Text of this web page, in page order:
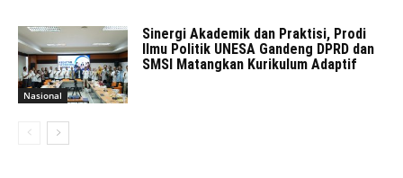
Nasional
Sinergi Akademik dan Praktisi, Prodi
Ilmu Politik UNESA Gandeng DPRD dan
SMSI Matangkan Kurikulum Adaptif